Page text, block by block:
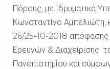
Πόρους, με Ιδρυματικά
Κωνσταντίνο Αμπελιώτη,
26/25-10-2018 απόφασης
Ερευνών & Διαχείρισης
Πανεπιστημίου και